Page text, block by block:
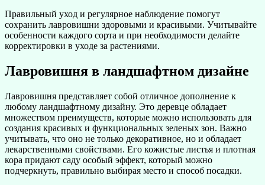
Правильный уход и регулярное наблюдение помогут
сохранить лавровишни здоровыми и красивыми. Учитывайте
особенности каждого сорта и при необходимости делайте
корректировки в уходе за растениями.
Лавровишня в ландшафтном дизайне
Лавровишня представляет собой отличное дополнение к
любому ландшафтному дизайну. Это деревце обладает
множеством преимуществ, которые можно использовать для
создания красивых и функциональных зеленых зон. Важно
учитывать, что оно не только декоративное, но и обладает
лекарственными свойствами. Его кожистые листья и плотная
кора придают саду особый эффект, который можно
подчеркнуть, правильно выбирая место и способ посадки.